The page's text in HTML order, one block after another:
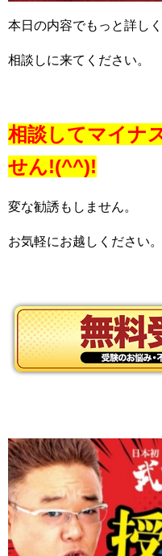
本日の内容でもっと詳し
相談しに来てください。
相談してマイナ
せん!(^^)!
変な勧誘もしません。
お気軽にお越しください。